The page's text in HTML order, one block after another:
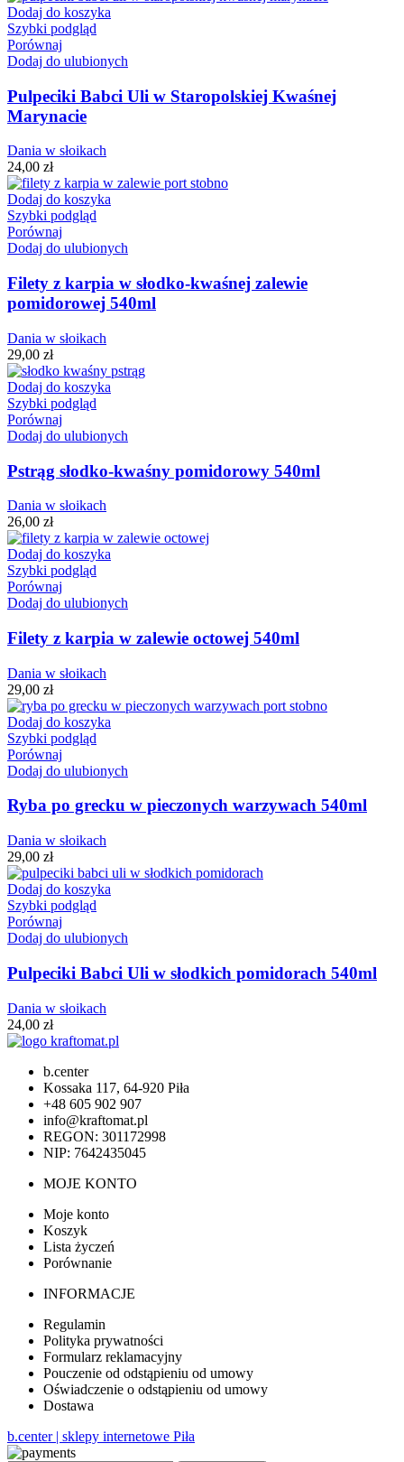
Dodaj do koszyka
Szybki podgląd
Porównaj
Dodaj do ulubionych
Pulpeciki Babci Uli w Staropolskiej Kwaśnej
Marynacie
Dania w słoikach
24,00 zł
Dodaj do koszyka
Szybki podgląd
Porównaj
Dodaj do ulubionych
Filety z karpia w słodko-kwaśnej zalewie
pomidorowej 540ml
Dania w słoikach
29,00 zł
Dodaj do koszyka
Szybki podgląd
Porównaj
Dodaj do ulubionych
Pstrąg słodko-kwaśny pomidorowy 540ml
Dania w słoikach
26,00 zł
Dodaj do koszyka
Szybki podgląd
Porównaj
Dodaj do ulubionych
Filety z karpia w zalewie octowej 540ml
Dania w słoikach
29,00 zł
Dodaj do koszyka
Szybki podgląd
Porównaj
Dodaj do ulubionych
Ryba po grecku w pieczonych warzywach 540ml
Dania w słoikach
29,00 zł
Dodaj do koszyka
Szybki podgląd
Porównaj
Dodaj do ulubionych
Pulpeciki Babci Uli w słodkich pomidorach 540ml
Dania w słoikach
24,00 zł
b.center
Kossaka 117, 64-920 Piła
+48 605 902 907
info@kraftomat.pl
REGON: 301172998
NIP: 7642435045
MOJE KONTO
Moje konto
Koszyk
Lista życzeń
Porównanie
INFORMACJE
Regulamin
Polityka prywatności
Formularz reklamacyjny
Pouczenie od odstąpieniu od umowy
Oświadczenie o odstąpieniu od umowy
Dostawa
b.center | sklepy internetowe Piła